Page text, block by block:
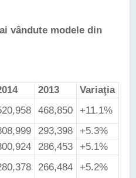
vândute modele din
2013
Variaţia
468,850
+11.1%
293,398
+5.3%
286,453
+5.1%
266,484
+5.2%